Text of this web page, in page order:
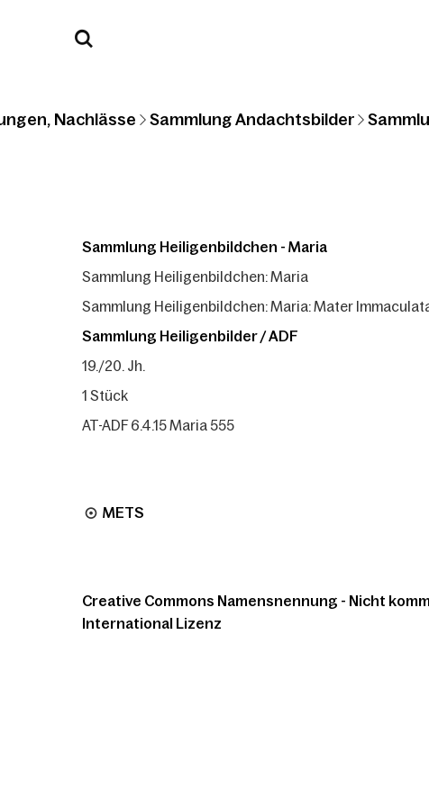
Nachlässe Sammlung Andachtsbilder
Sammlung Heiligenbildchen - Maria
Sammlung Heiligenbildchen: Maria
Sammlung Heiligenbildchen: Maria: Mater
Sammlung Heiligenbilder / ADF
19./20. Jh.
1 Stück
AT-ADF 6.4.15 Maria 555
METS
Creative Commons Namensnennung - Nicht
International Lizenz